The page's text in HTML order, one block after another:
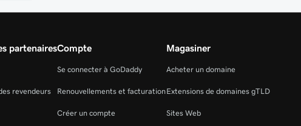
partenaires
revendeurs
Compte
Se connecter à GoDaddy
Renouvellements et facturation
Créer un compte
Magasiner
Acheter un domaine
Extensions de domaines gTLD
Sites Web